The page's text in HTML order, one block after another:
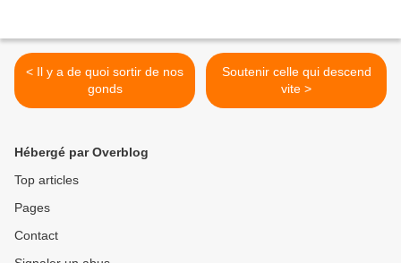
< Il y a de quoi sortir de nos
gonds
Soutenir celle qui descend
vite >
Hébergé par Overblog
Top articles
Pages
Contact